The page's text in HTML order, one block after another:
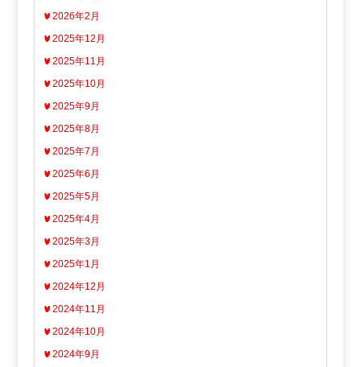
2026年2月
2025年12月
2025年11月
2025年10月
2025年9月
2025年8月
2025年7月
2025年6月
2025年5月
2025年4月
2025年3月
2025年1月
2024年12月
2024年11月
2024年10月
2024年9月